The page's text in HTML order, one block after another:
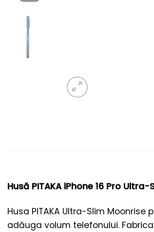
Husă PITAKA iPhone 16 Pro
Husa PITAKA Ultra-Slim
adăuga volum telefonului.